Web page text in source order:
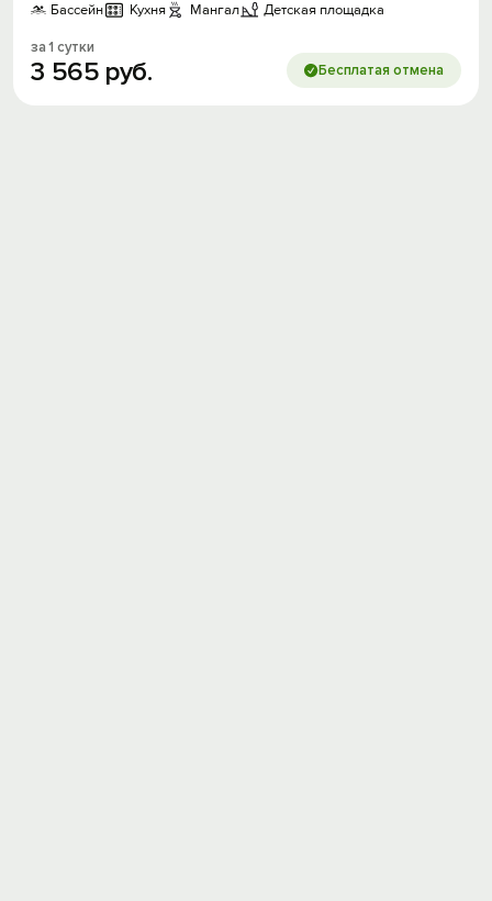
Бассейн
Кухня Мангал Детская площадка
за 1 сутки
3 565 руб. Бесплатая отмена